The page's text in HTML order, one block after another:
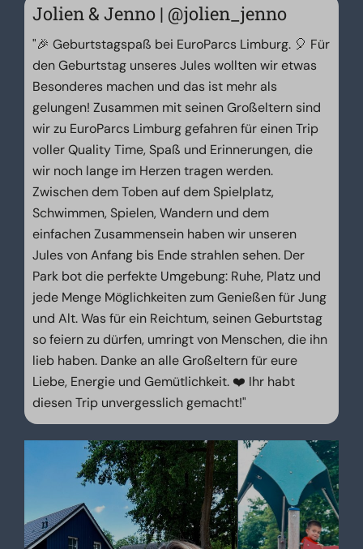
Jolien & Jenno | @jolien_jenno
"🎉 Geburtstagspaß bei EuroParcs Limburg. 🎈 Für
den Geburtstag unseres Jules wollten wir etwas
Besonderes machen und das ist mehr als
gelungen! Zusammen mit seinen Großeltern sind
wir zu EuroParcs Limburg gefahren für einen Trip
voller Quality Time, Spaß und Erinnerungen, die
wir noch lange im Herzen tragen werden.
Zwischen dem Toben auf dem Spielplatz,
Schwimmen, Spielen, Wandern und dem
einfachen Zusammensein haben wir unseren
Jules von Anfang bis Ende strahlen sehen. Der
Park bot die perfekte Umgebung: Ruhe, Platz und
jede Menge Möglichkeiten zum Genießen für Jung
und Alt. Was für ein Reichtum, seinen Geburtstag
so feiern zu dürfen, umringt von Menschen, die ihn
lieb haben. Danke an alle Großeltern für eure
Liebe, Energie und Gemütlichkeit. ❤️ Ihr habt
diesen Trip unvergesslich gemacht!"